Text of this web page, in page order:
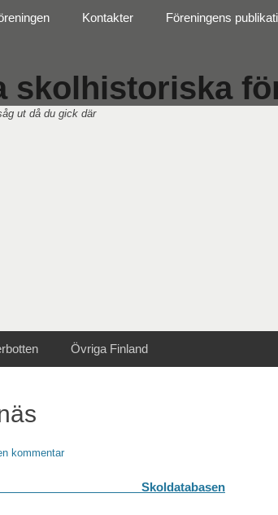
skolhistoriska
ut då du gick där
Kontakter Föreningens
Övriga Finland
kommentar